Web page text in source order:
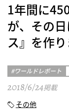
1年間に
が、その
ス』を作
ワールドレポート
2018/6/24掲載
その他